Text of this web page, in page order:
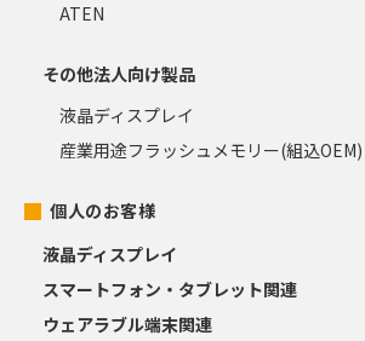
ATEN
その他法人向け製品
液晶ディスプレイ
産業用途フラッシュメモリー(組込OEM)
個人のお客様
液晶ディスプレイ
スマートフォン・タブレット関連
ウェアラブル端末関連